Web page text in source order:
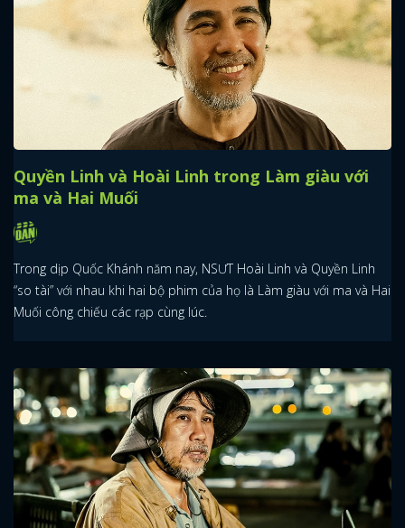
Quyền Linh và Hoài Linh trong Làm giàu với
ma và Hai Muối
Trong dịp Quốc Khánh năm nay, NSƯT Hoài Linh và Quyền Linh
“so tài” với nhau khi hai bộ phim của họ là Làm giàu với ma và Hai
Muối công chiếu các rạp cùng lúc.